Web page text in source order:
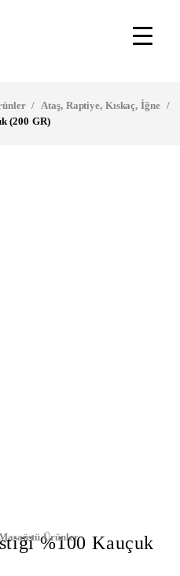
/ Ataş, Raptiye, Kıskaç, İğne /
(200 GR)
Ürünler
%100 Kauçuk